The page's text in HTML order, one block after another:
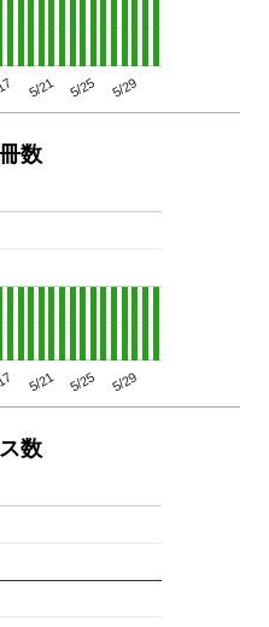
5/21 5/25 5/29
数
5/21 5/25 5/29
数